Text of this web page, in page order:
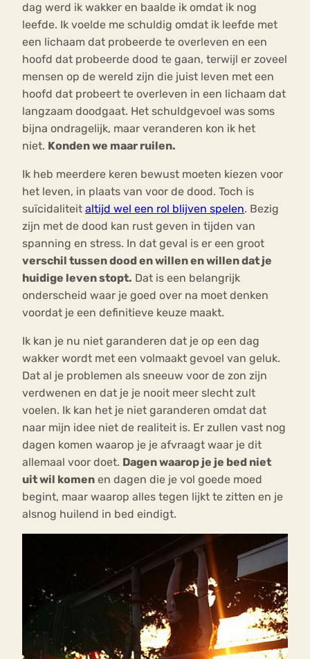
dag werd ik wakker en baalde ik omdat ik nog
leefde. Ik voelde me schuldig omdat ik leefde met
een lichaam dat probeerde te overleven en een
hoofd dat probeerde dood te gaan, terwijl er zoveel
mensen op de wereld zijn die juist leven met een
hoofd dat probeert te overleven in een lichaam dat
langzaam doodgaat. Het schuldgevoel was soms
bijna ondragelijk, maar veranderen kon ik het
niet. Konden we maar ruilen.
Ik heb meerdere keren bewust moeten kiezen voor
het leven, in plaats van voor de dood. Toch is
suïcidaliteit altijd wel een rol blijven spelen. Bezig
zijn met de dood kan rust geven in tijden van
spanning en stress. In dat geval is er een groot
verschil tussen dood en willen en willen dat je
huidige leven stopt. Dat is een belangrijk
onderscheid waar je goed over na moet denken
voordat je een definitieve keuze maakt.
Ik kan je nu niet garanderen dat je op een dag
wakker wordt met een volmaakt gevoel van geluk.
Dat al je problemen als sneeuw voor de zon zijn
verdwenen en dat je je nooit meer slecht zult
voelen. Ik kan het je niet garanderen omdat dat
naar mijn idee niet de realiteit is. Er zullen vast nog
dagen komen waarop je je afvraagt waar je dit
allemaal voor doet. Dagen waarop je je bed niet
uit wil komen en dagen die je vol goede moed
begint, maar waarop alles tegen lijkt te zitten en je
alsnog huilend in bed eindigt.